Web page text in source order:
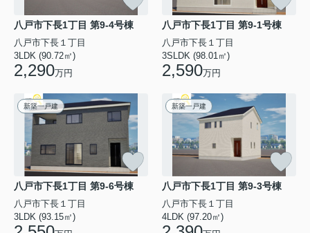
八戸市下長1丁目 第9-4号棟
八戸市下長１丁目
3LDK (90.72㎡)
2,290万円
八戸市下長1丁目 第9-1号棟
八戸市下長１丁目
3SLDK (98.01㎡)
2,590万円
新築一戸建
八戸市下長1丁目 第9-6号棟
八戸市下長１丁目
3LDK (93.15㎡)
新築一戸建
八戸市下長1丁目 第9-3号棟
八戸市下長１丁目
4LDK (97.20㎡)